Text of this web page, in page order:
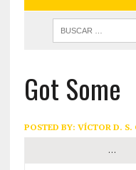
Got Some
POSTED BY: VÍCTOR D. S.
…